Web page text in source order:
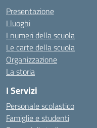
Presentazione
I luoghi
I numeri della scuola
Le carte della scuola
Organizzazione
La storia
I Servizi
Personale scolastico
Famiglie e studenti